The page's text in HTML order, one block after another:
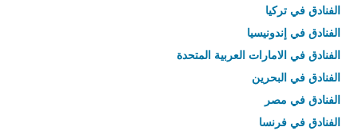
الفنادق في تركيا
الفنادق في إندونيسيا
الفنادق في الامارات العربية المتحدة
الفنادق في البحرين
الفنادق في مصر
الفنادق في فرنسا